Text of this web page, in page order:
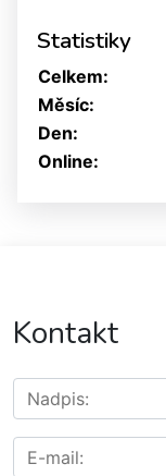
Statistiky
Online:
Celkem:
Měsíc:
Den:
Kontakt